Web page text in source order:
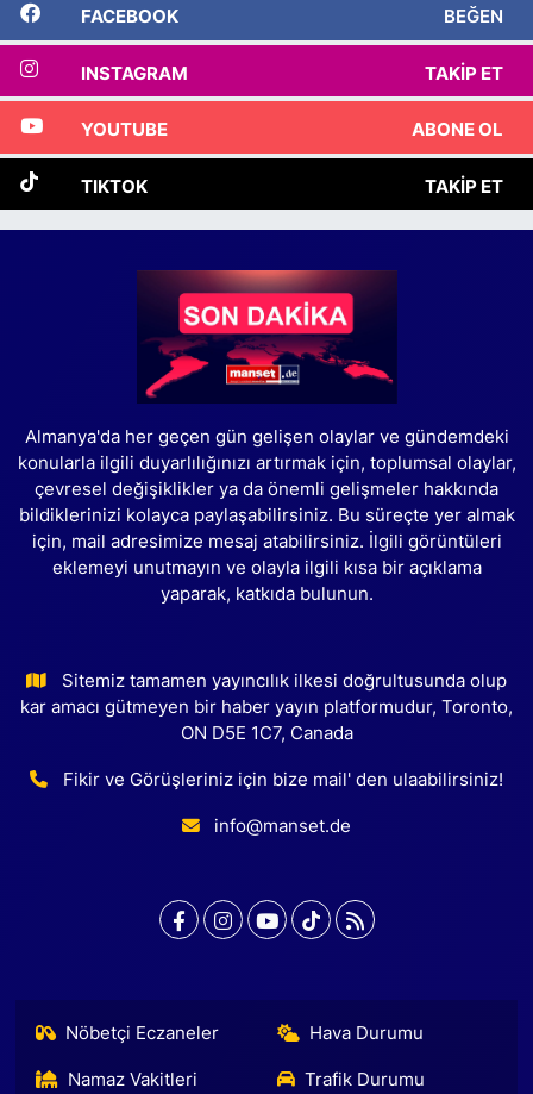
FACEBOOK BEĞEN
INSTAGRAM TAKIP ET
YOUTUBE ABONE OL
TIKTOK TAKIP ET
Almanya'da her geçen gün gelişen olaylar ve gündemdeki
konularla ilgili duyarlılığınızı artırmak için, toplumsal olaylar,
çevresel değişiklikler ya da önemli gelişmeler hakkında
bildiklerinizi kolayca paylaşabilirsiniz. Bu süreçte yer almak
için, mail adresimize mesaj atabilirsiniz. İlgili görüntüleri
eklemeyi unutmayın ve olayla ilgili kısa bir açıklama
yaparak, katkıda bulunun.
Sitemiz tamamen yayıncılık ilkesi doğrultusunda olup
kar amacı gütmeyen bir haber yayın platformudur, Toronto,
ON D5E 1C7, Canada
Fikir ve Görüşleriniz için bize mail' den ulaabilirsiniz!
info@manset.de
Nöbetçi Eczaneler Hava Durumu
Namaz Vakitleri Trafik Durumu